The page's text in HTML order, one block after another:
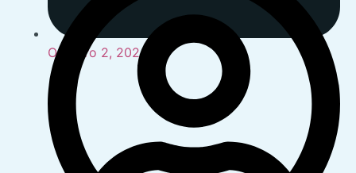
Outubro 2, 2024